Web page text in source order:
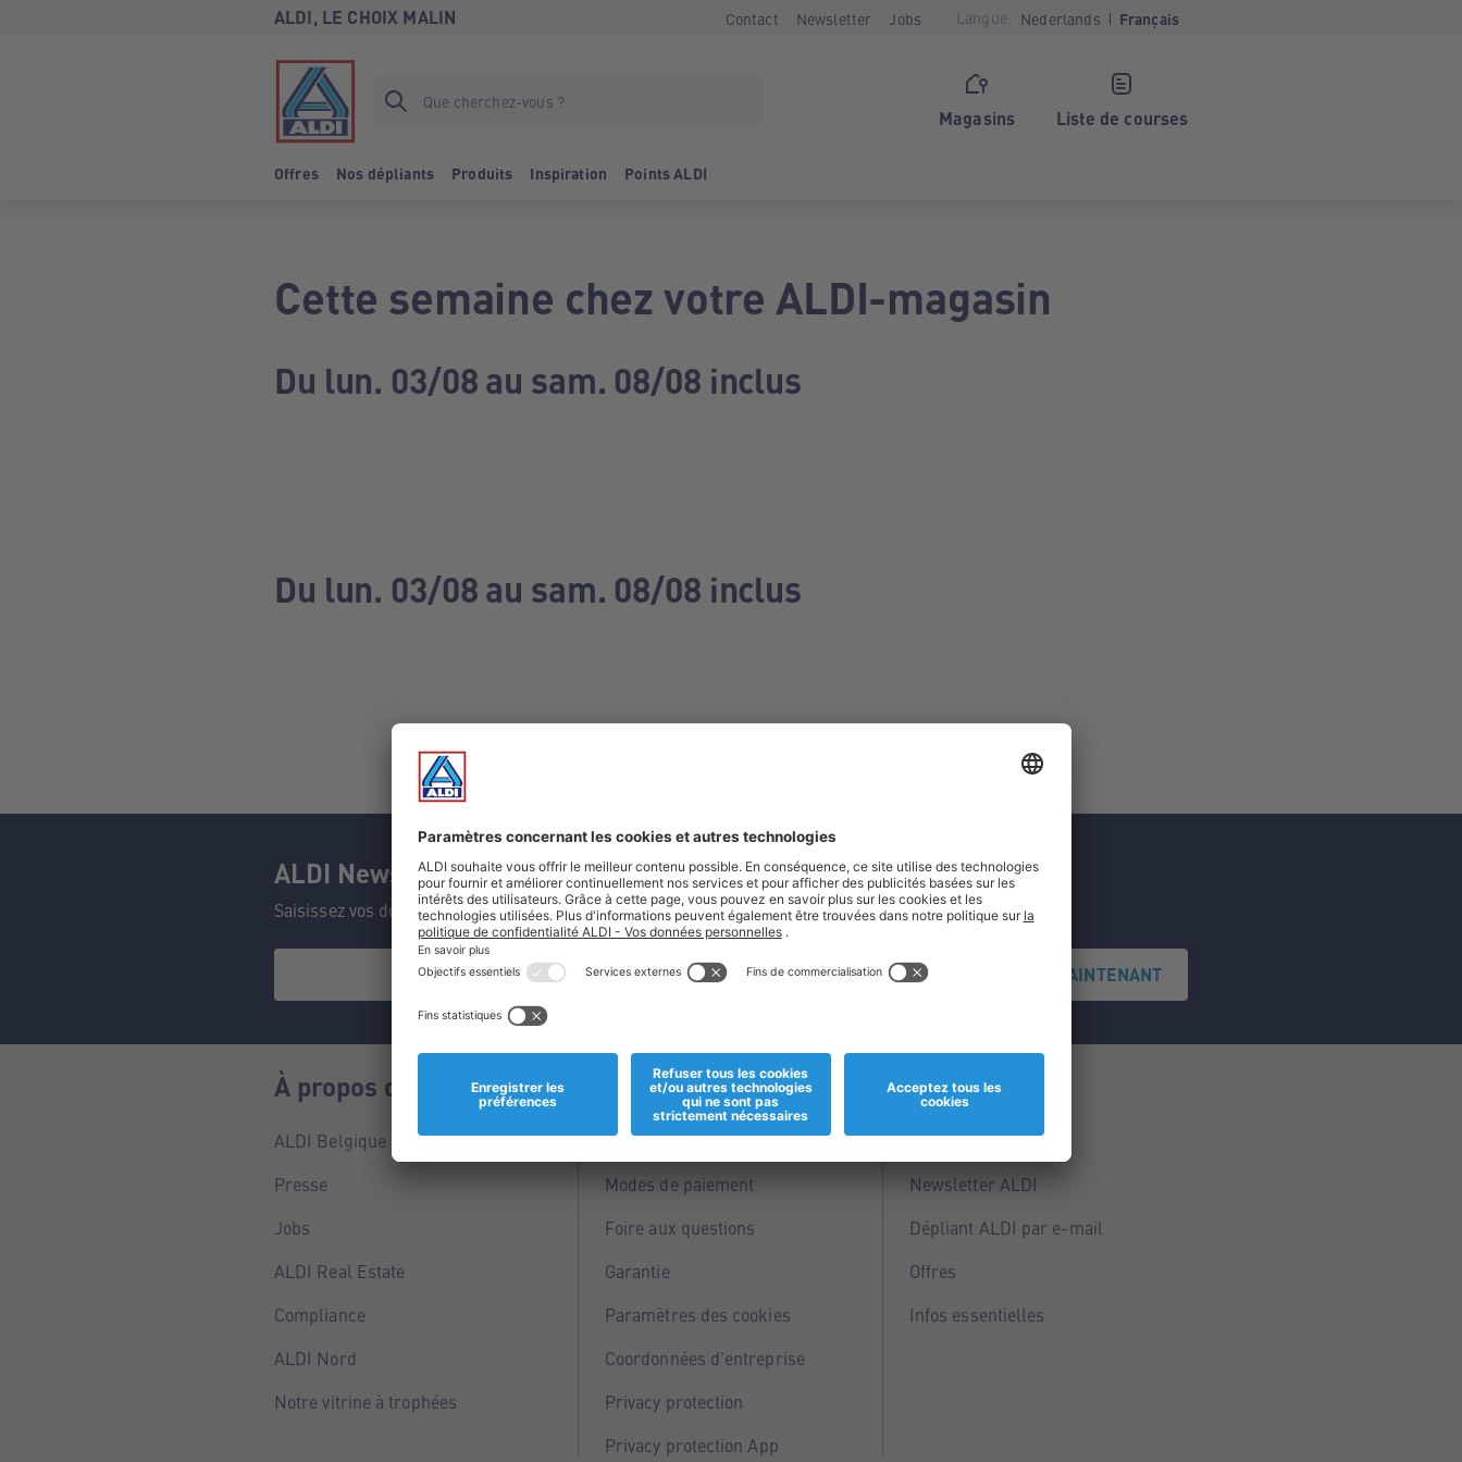
ALDI, LE CHOIX MALIN Contact Newsletter Jobs Langue: Nederlands Français
Magasins Liste de courses
Offres Nos dépliants Produits Inspiration Points ALDI
Cette semaine chez votre ALDI-magasin
Du lun. 03/08 au sam. 08/08 inclus
Du lun. 03/08 au sam. 08/08 inclus
ALDI Newsletter
Saisissez vos données et ne manquez aucune de nos offres.
S'INSCRIRE MAINTENANT
À propos de nous
ALDI Belgique
Presse
Jobs
ALDI Real Estate
Compliance
ALDI Nord
Notre vitrine à trophées
Informations
Magasins
Modes de paiement
Foire aux questions
Garantie
Paramètres des cookies
Coordonnées d'entreprise
Privacy protection
Privacy protection App
Service
Points ALDI
Newsletter ALDI
Dépliant ALDI par e-mail
Offres
Infos essentielles